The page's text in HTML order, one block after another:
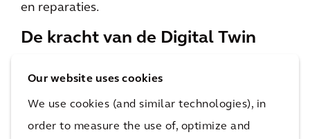
Our website uses cookies
We use cookies (and similar technologies), in
order to measure the use of, optimize and
en reparaties.
De kracht van de Digital Twin
ondersteunen zet het team waarmee ik werk
de nieuwe technologie nu al in voor diverse